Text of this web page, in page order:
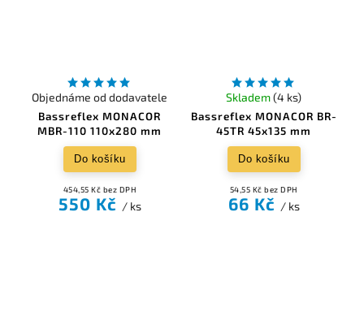
Bassreflex MONACOR
MBR-110 110x280 mm
Objednáme od dodavatele
454,55 Kč bez DPH
550 Kč / ks
Do košíku
Bassreflex MONACOR BR-
45TR 45x135 mm
Skladem(4 ks)
54,55 Kč bez DPH
66 Kč / ks
Do košíku